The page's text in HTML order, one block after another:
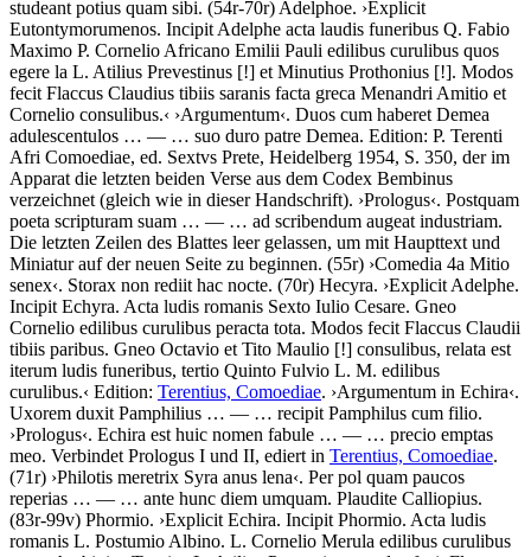
studeant potius quam sibi. (54r-70r) Adelphoe. ›Explicit
Eutontymorumenos. Incipit Adelphe acta laudis funeribus Q. Fabio
Maximo P. Cornelio Africano Emilii Pauli edilibus curulibus quos
egere la L. Atilius Prevestinus [!] et Minutius Prothonius [!]. Modos
fecit Flaccus Claudius tibiis saranis facta greca Menandri Amitio et
Cornelio consulibus.‹ ›Argumentum‹. Duos cum haberet Demea
adulescentulos … — … suo duro patre Demea. Edition: P. Terenti
Afri Comoediae, ed. Sextvs Prete, Heidelberg 1954, S. 350, der im
Apparat die letzten beiden Verse aus dem Codex Bembinus
verzeichnet (gleich wie in dieser Handschrift). ›Prologus‹. Postquam
poeta scripturam suam … — … ad scribendum augeat industriam.
Die letzten Zeilen des Blattes leer gelassen, um mit Haupttext und
Miniatur auf der neuen Seite zu beginnen. (55r) ›Comedia 4a Mitio
senex‹. Storax non rediit hac nocte. (70r) Hecyra. ›Explicit Adelphe.
Incipit Echyra. Acta ludis romanis Sexto Iulio Cesare. Gneo
Cornelio edilibus curulibus peracta tota. Modos fecit Flaccus Claudii
tibiis paribus. Gneo Octavio et Tito Maulio [!] consulibus, relata est
iterum ludis funeribus, tertio Quinto Fulvio L. M. edilibus
curulibus.‹ Edition: Terentius, Comoediae. ›Argumentum in Echira‹.
Uxorem duxit Pamphilius … — … recipit Pamphilus cum filio.
›Prologus‹. Echira est huic nomen fabule … — … precio emptas
meo. Verbindet Prologus I und II, ediert in Terentius, Comoediae.
(71r) ›Philotis meretrix Syra anus lena‹. Per pol quam paucos
reperias … — … ante hunc diem umquam. Plaudite Calliopius.
(83r-99v) Phormio. ›Explicit Echira. Incipit Phormio. Acta ludis
romanis L. Postumio Albino. L. Cornelio Merula edilibus curulibus